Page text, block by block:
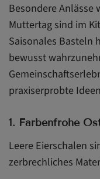
Besondere Anlässe
Muttertag sind im
Saisonales Basteln
bewusst
praxiserprobte
1. Farbenfrohe
Leere Eierschalen
zerbrechliches